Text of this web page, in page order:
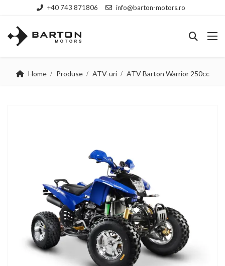
+40 743 871806 info@barton-motors.ro
Home Produse ATV-uri ATV Barton Warrior 250cc